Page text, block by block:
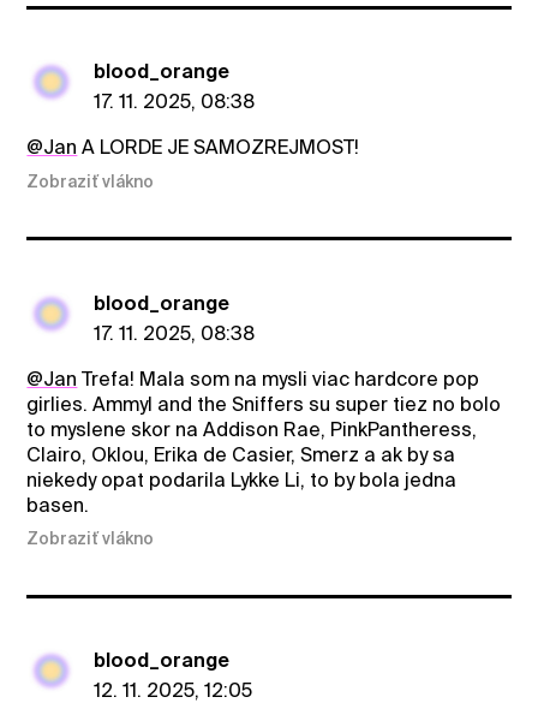
blood_orange
17. 11. 2025, 08:38
@Jan A LORDE JE SAMOZREJMOST!
Zobraziť vlákno
blood_orange
17. 11. 2025, 08:38
@Jan Trefa! Mala som na mysli viac hardcore pop
girlies. Ammyl and the Sniffers su super tiez no bolo
to myslene skor na Addison Rae, PinkPantheress,
Clairo, Oklou, Erika de Casier, Smerz a ak by sa
niekedy opat podarila Lykke Li, to by bola jedna
basen.
Zobraziť vlákno
blood_orange
12. 11. 2025, 12:05